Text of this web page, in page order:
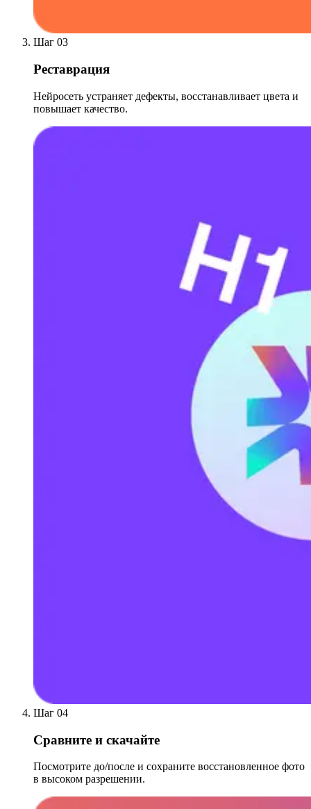
Шаг 03
Реставрация
Нейросеть устраняет дефекты, восстанавливает цвета и
повышает качество.
Шаг 04
Сравните и скачайте
Посмотрите до/после и сохраните восстановленное фото
в высоком разрешении.